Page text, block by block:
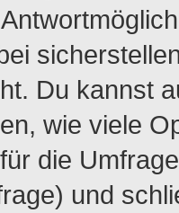
Du kannst
wie viele
die
und